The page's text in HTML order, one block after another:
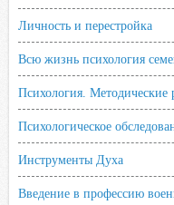
Личность и перестройка
Всю жизнь психология
Психология. Методические
Психологическое
Инструменты Духа
Введение в профессию